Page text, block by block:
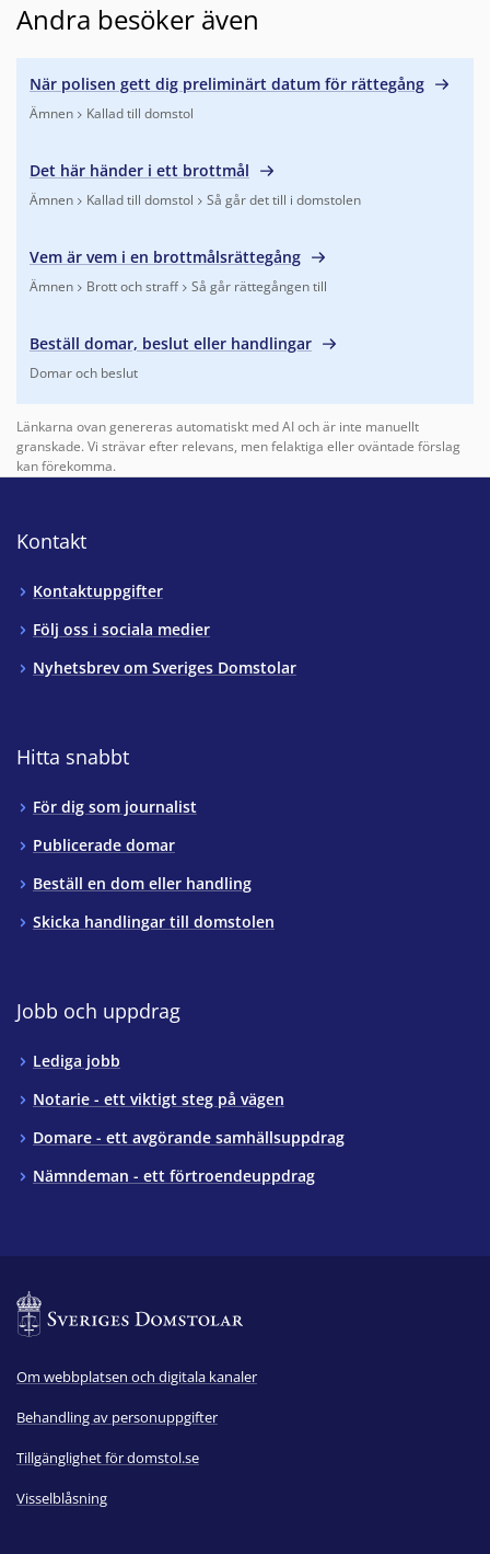
Andra besöker även
När polisen gett dig preliminärt datum för rättegång
Ämnen Kallad till domstol
Det här händer i ett brottmål
Ämnen Kallad till domstol Så går det till i domstolen
Vem är vem i en brottmålsrättegång
Ämnen Brott och straff Så går rättegången till
Beställ domar, beslut eller handlingar
Domar och beslut
Länkarna ovan genereras automatiskt med AI och är inte manuellt
granskade. Vi strävar efter relevans, men felaktiga eller oväntade förslag
kan förekomma.
Kontakt
Kontaktuppgifter
Följ oss i sociala medier
Nyhetsbrev om Sveriges Domstolar
Hitta snabbt
För dig som journalist
Publicerade domar
Beställ en dom eller handling
Skicka handlingar till domstolen
Jobb och uppdrag
Lediga jobb
Notarie - ett viktigt steg på vägen
Domare - ett avgörande samhällsuppdrag
Nämndeman - ett förtroendeuppdrag
Om webbplatsen och digitala kanaler
Behandling av personuppgifter
Tillgänglighet för domstol.se
Visselblåsning